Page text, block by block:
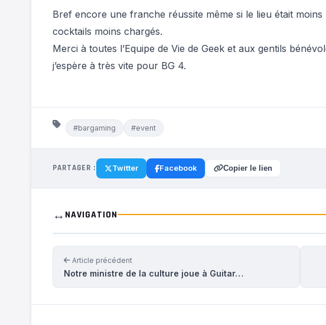
Bref encore une franche réussite même si le lieu était
cocktails moins chargés.
Merci à toutes l’Equipe de Vie de Geek et aux gentils
j’espère à très vite pour BG 4.
#bargaming #event
PARTAGER : Twitter Facebook Copier le lien
↔️ NAVIGATION
Article précédent
Notre ministre de la culture joue à Guitar…